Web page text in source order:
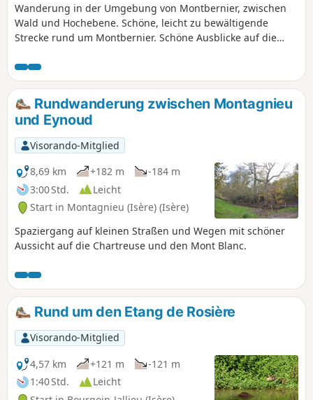
Wanderung in der Umgebung von Montbernier, zwischen
Wald und Hochebene. Schöne, leicht zu bewältigende
Strecke rund um Montbernier. Schöne Ausblicke auf die
Schattige Strecke, die Wald- und Feldpassagen miteinander
verbindet.
Rundwanderung zwischen Montagnieu
und Eynoud
Visorando-Mitglied
8,69 km
+182 m
-184 m
3:00 Std.
Leicht
Start in Montagnieu (Isère) (Isère)
Spaziergang auf kleinen Straßen und Wegen mit schöner
Aussicht auf die Chartreuse und den Mont Blanc.
Rund um den Etang de Rosière
Visorando-Mitglied
4,57 km
+121 m
-121 m
1:40 Std.
Leicht